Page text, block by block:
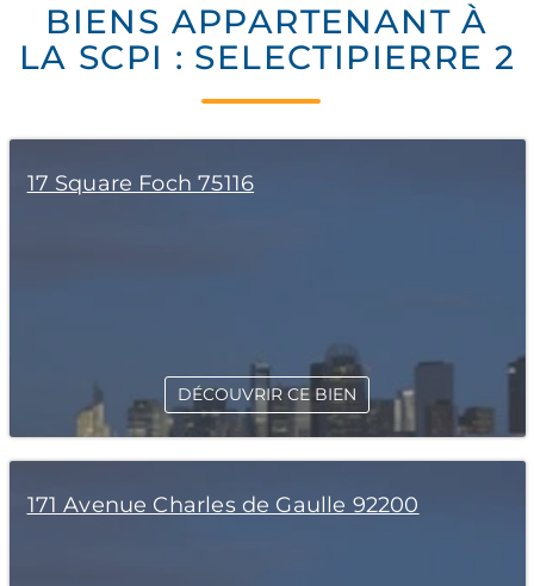
BIENS APPARTENANT À
LA SCPI : SELECTIPIERRE 2
17 Square Foch 75116
DÉCOUVRIR CE BIEN
171 Avenue Charles de Gaulle 92200